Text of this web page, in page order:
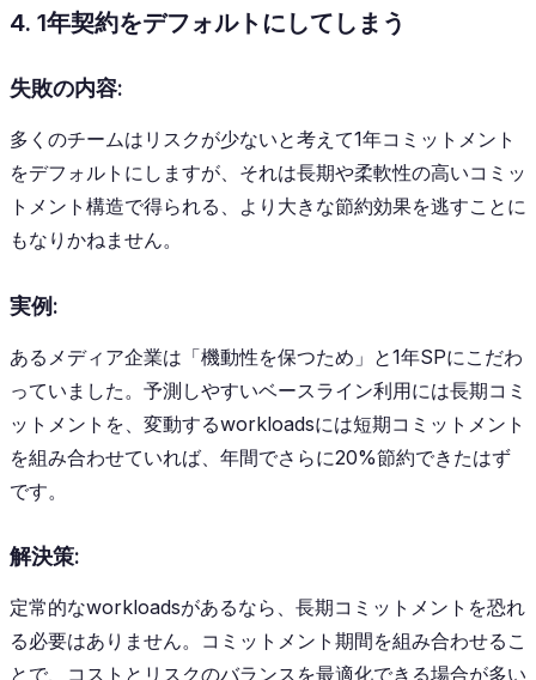
4. 1年契約をデフォルトにしてしまう
失敗の内容:
多くのチームはリスクが少ないと考えて1年コミットメント
をデフォルトにしますが、それは長期や柔軟性の高いコミッ
トメント構造で得られる、より大きな節約効果を逃すことに
もなりかねません。
実例:
あるメディア企業は「機動性を保つため」と1年SPにこだわ
っていました。予測しやすいベースライン利用には長期コミ
ットメントを、変動するworkloadsには短期コミットメント
を組み合わせていれば、年間でさらに20%節約できたはず
です。
解決策:
定常的なworkloadsがあるなら、長期コミットメントを恐れ
る必要はありません。コミットメント期間を組み合わせるこ
とで、コストとリスクのバランスを最適化できる場合が多い